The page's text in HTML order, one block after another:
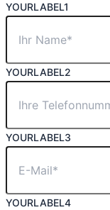
YOURLABEL1
YOURLABEL2
YOURLABEL3
YOURLABEL4